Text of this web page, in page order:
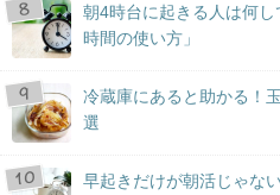
朝4時台に起きる人は何
時間の使い方」
冷蔵庫にあると助かる！
選
早起きだけが朝活じゃな